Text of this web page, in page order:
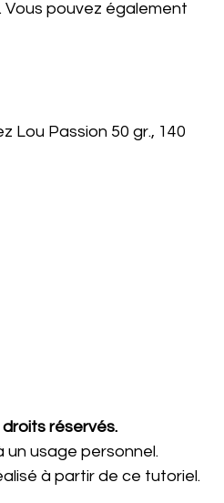
pouvez également
Lou Passion 50 gr., 140
réservés.
usage personnel.
à partir de ce tutoriel.